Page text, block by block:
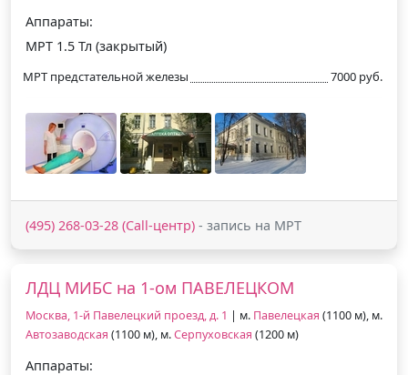
Аппараты:
МРТ 1.5 Тл (закрытый)
МРТ предстательной железы 7000 руб.
(495) 268-03-28 (Call-центр) - запись на МРТ
ЛДЦ МИБС на 1-ом ПАВЕЛЕЦКОМ
Москва, 1-й Павелецкий проезд, д. 1 | м. Павелецкая (1100 м), м.
Автозаводская (1100 м), м.Серпуховская (1200 м)
Аппараты: